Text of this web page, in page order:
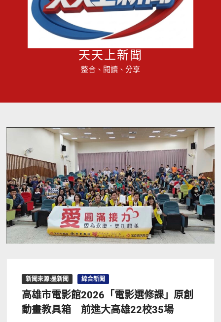
天天上新聞
整合、閱讀、分享
新聞來源:墨新聞 綜合新聞
高雄市電影館2026「電影選修課」原創
動畫教具箱 前進大高雄22校35場